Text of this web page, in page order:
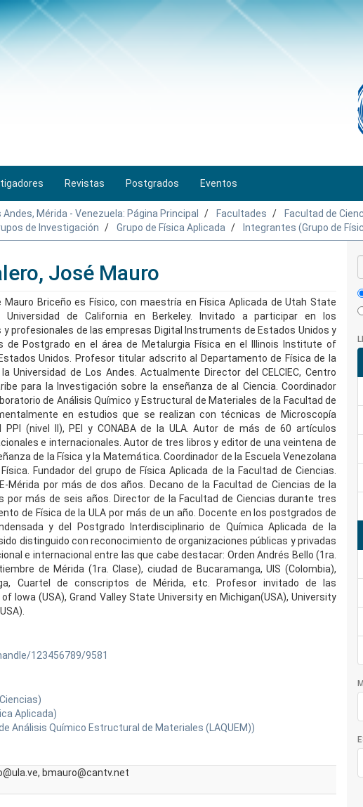
Revistas Postgrados Eventos
Mérida - Venezuela: Página Principal Facultades
Facultad de
de Investigación Grupo de Física Aplicada Integrantes (Grupo de
José Mauro
Mauro Briceño es Físico, con maestría en Física Aplicada de Utah State
de California en Berkeley. Invitado a participar en los
profesionales de las empresas Digital Instruments de Estados Unidos y
de Postgrado en el área de Metalurgia Física en el Illinois Institute of
Unidos. Profesor titular adscrito al Departamento de Física de la
Universidad de Los Andes. Actualmente Director del CELCIEC, Centro
para la Investigación sobre la enseñanza de al Ciencia. Coordinador
de Análisis Químico y Estructural de Materiales de la Facultad de
en estudios que se realizan con técnicas de Microscopía
PPI (nivel II), PEI y CONABA de la ULA. Autor de más de 60 artículos
e internacionales. Autor de tres libros y editor de una veintena de
de la Física y la Matemática. Coordinador de la Escuela Venezolana
Fundador del grupo de Física Aplicada de la Facultad de Ciencias.
Mérida por más de dos años. Decano de la Facultad de Ciencias de la
por más de seis años. Director de la Facultad de Ciencias durante tres
de Física de la ULA por más de un año. Docente en los postgrados de
y del Postgrado Interdisciplinario de Química Aplicada de la
distinguido con reconocimiento de organizaciones públicas y privadas
e internacional entre las que cabe destacar: Orden Andrés Bello (1ra.
de Mérida (1ra. Clase), ciudad de Bucaramanga, UIS (Colombia),
Cuartel de conscriptos de Mérida, etc. Profesor invitado de las
Iowa (USA), Grand Valley State University en Michigan(USA), University
123456789/9581
Aplicada)
Análisis Químico Estructural de Materiales (LAQUEM))
bmauro@cantv.net